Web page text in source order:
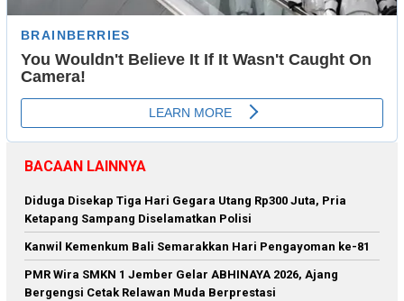
BACAAN LAINNYA
Diduga Disekap Tiga Hari Gegara Utang Rp300 Juta, Pria
Ketapang Sampang Diselamatkan Polisi
Kanwil Kemenkum Bali Semarakkan Hari Pengayoman ke-81
PMR Wira SMKN 1 Jember Gelar ABHINAYA 2026, Ajang
Bergengsi Cetak Relawan Muda Berprestasi